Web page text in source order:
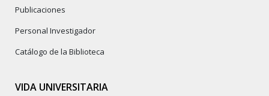
Publicaciones
Personal Investigador
Catálogo de la Biblioteca
VIDA UNIVERSITARIA